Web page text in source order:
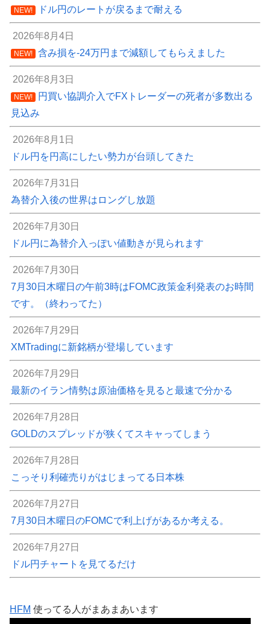
NEW! ドル円のレートが戻るまで耐える
2026年8月4日
NEW! 含み損を-24万円まで減額してもらえました
2026年8月3日
NEW!
円買い協調介入でFXトレーダーの死者が多数出る
見込み
2026年8月1日
ドル円を円高にしたい勢力が台頭してきた
2026年7月31日
為替介入後の世界はロングし放題
2026年7月30日
ドル円に為替介入っぽい値動きが見られます
2026年7月30日
7月30日木曜日の午前3時はFOMC政策金利発表のお時間
です。（終わってた）
2026年7月29日
XMTradingに新銘柄が登場しています
2026年7月29日
最新のイラン情勢は原油価格を見ると最速で分かる
2026年7月28日
GOLDのスプレッドが狭くてスキャってしまう
2026年7月28日
こっそり利確売りがはじまってる日本株
2026年7月27日
7月30日木曜日のFOMCで利上げがあるか考える。
2026年7月27日
ドル円チャートを見てるだけ
HFM 使ってる人がまあまあいます